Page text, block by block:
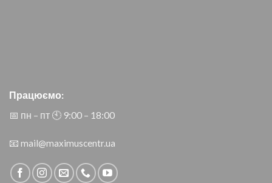
Працюємо:
📅 пн – пт 🕙︎ 9:00 – 18:00
📧 mail@maximuscentr.ua